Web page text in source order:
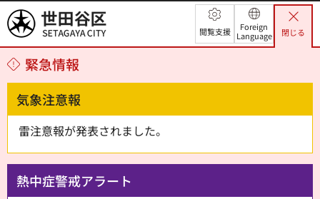
世田谷区 閲覧支援
Foreign
Language
閉じる
緊急情報
気象注意報
雷注意報が発表されました。
熱中症警戒アラート